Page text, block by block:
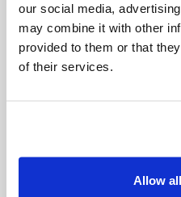
our social media,
may combine it with other
provided to them or that
of their services.
Allow
反思
各教會和所有地方團體
個洗禮所賜，為同一個
元：就是教會在天主聖
所特有的富饒和力量。